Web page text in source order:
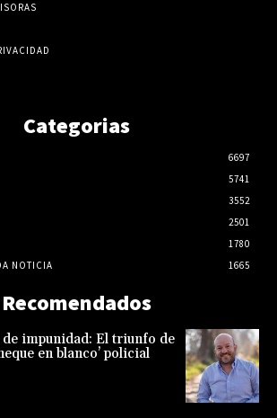
Categorias
6697
5741
3552
2501
1780
NOTICIA
1665
Recomendados
de impunidad: El triunfo de
en blanco’ policial